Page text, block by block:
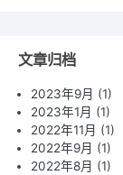
文章归档
2023年9月 (1)
2023年1月 (1)
2022年11月 (1)
2022年9月 (1)
2022年8月 (1)